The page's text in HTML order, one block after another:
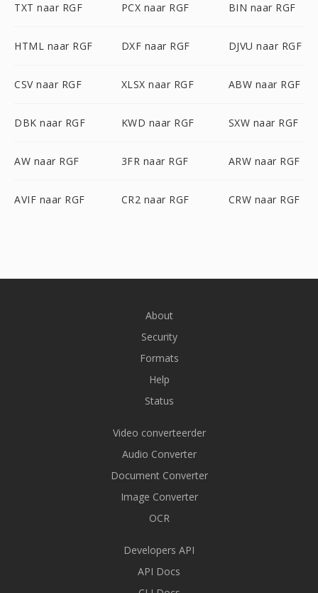
TXT naar RGF PCX naar RGF BIN naar RGF
HTML naar RGF DXF naar RGF DJVU naar RGF
CSV naar RGF XLSX naar RGF ABW naar RGF
DBK naar RGF KWD naar RGF SXW naar RGF
AW naar RGF 3FR naar RGF ARW naar RGF
AVIF naar RGF CR2 naar RGF CRW naar RGF
About
Security
Formats
Help
Status
Video converteerder
Audio Converter
Document Converter
Image Converter
OCR
Developers API
API Docs